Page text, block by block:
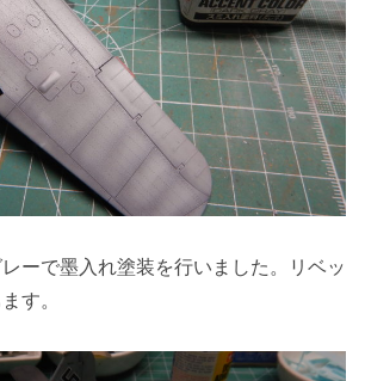
ーで墨入れ塗装を行いました。リベッ
す。